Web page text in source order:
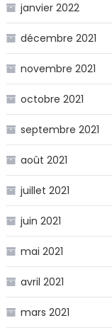
janvier 2022
décembre 2021
novembre 2021
octobre 2021
septembre 2021
août 2021
juillet 2021
juin 2021
mai 2021
avril 2021
mars 2021